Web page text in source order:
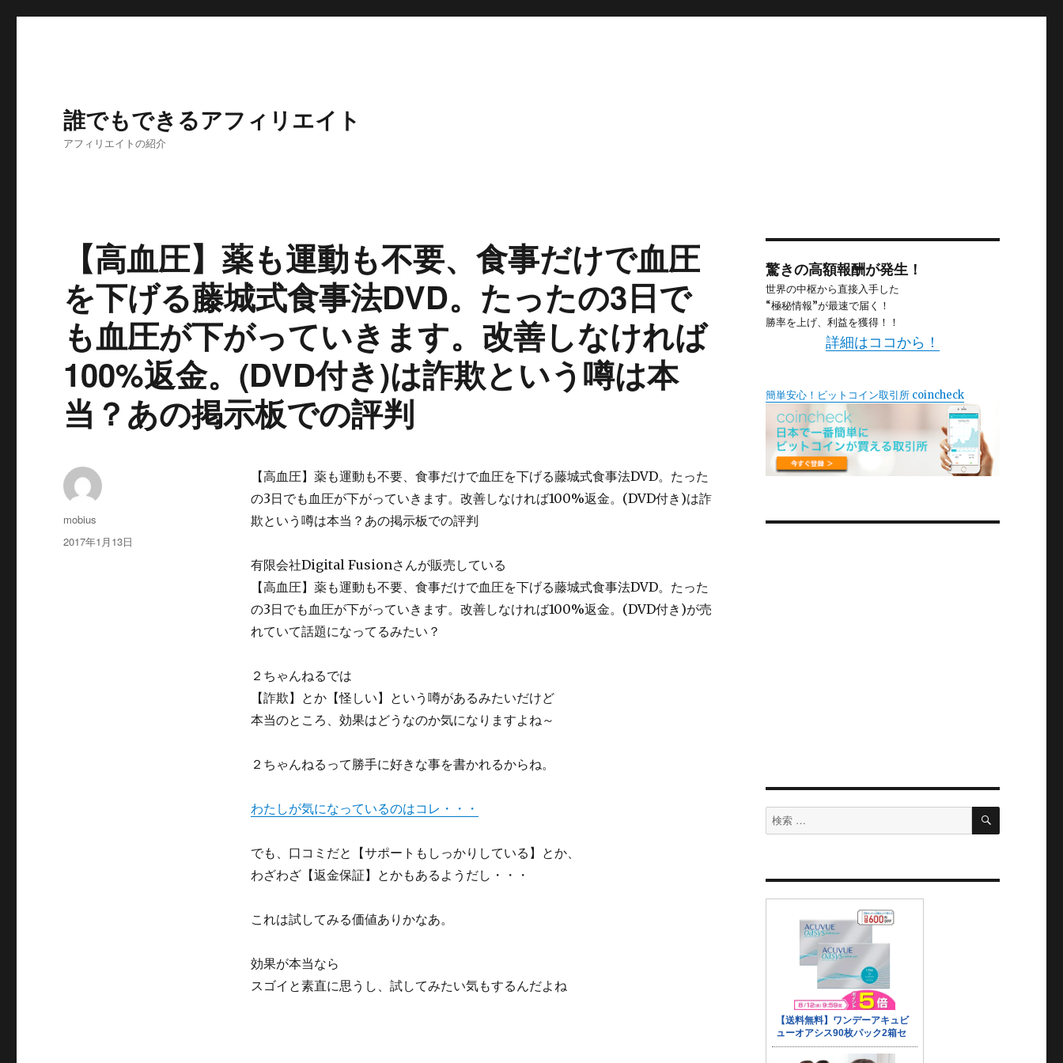
誰でもできるアフィリエイト
アフィリエイトの紹介
【高血圧】薬も運動も不要、食事だけで血圧
を下げる藤城式食事法DVD。たったの3日で
も血圧が下がっていきます。改善しなければ
100%返金。(DVD付き)は詐欺という噂は本
当？あの掲示板での評判
【高血圧】薬も運動も不要、食事だけで血圧を下げる藤城式食事法DVD。たった
の3日でも血圧が下がっていきます。改善しなければ100%返金。(DVD付き)は詐
欺という噂は本当？あの掲示板での評判
有限会社Digital Fusionさんが販売している
【高血圧】薬も運動も不要、食事だけで血圧を下げる藤城式食事法DVD。たった
の3日でも血圧が下がっていきます。改善しなければ100%返金。(DVD付き)が売
れていて話題になってるみたい？
２ちゃんねるでは
【詐欺】とか【怪しい】という噂があるみたいだけど
本当のところ、効果はどうなのか気になりますよね～
２ちゃんねるって勝手に好きな事を書かれるからね。
わたしが気になっているのはコレ・・・
でも、口コミだと【サポートもしっかりしている】とか、
わざわざ【返金保証】とかもあるようだし・・・
これは試してみる価値ありかなあ。
効果が本当なら
スゴイと素直に思うし、試してみたい気もするんだよね
投
稿
mobius
投
2017年1月13日
驚きの高額報酬が発生！
世界の中枢から直接入手した
“極秘情報”が最速で届く！
勝率を上げ、利益を獲得！！
詳細はココから！
簡単安心！ビットコイン取引所 coincheck
検
索
検